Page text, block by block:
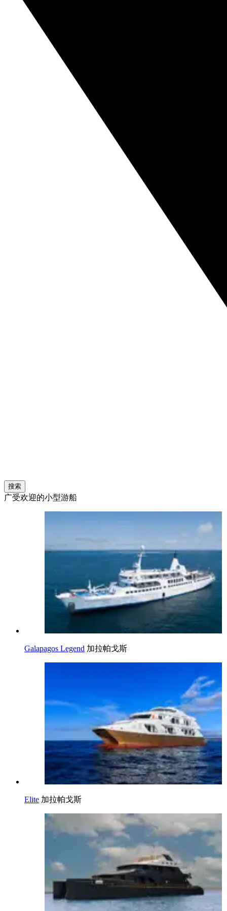
搜索
广受欢迎的小型游船
Galapagos Legend 加拉帕戈斯
Elite 加拉帕戈斯